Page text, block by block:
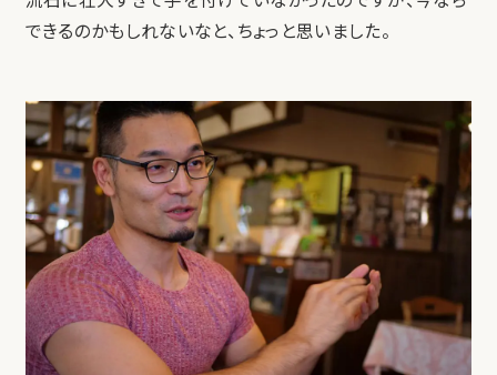
できるのかもしれないなと、ちょっと思いました。